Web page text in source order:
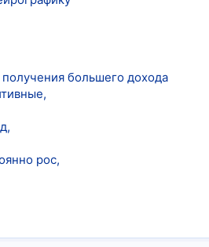
большего дохода
рос,